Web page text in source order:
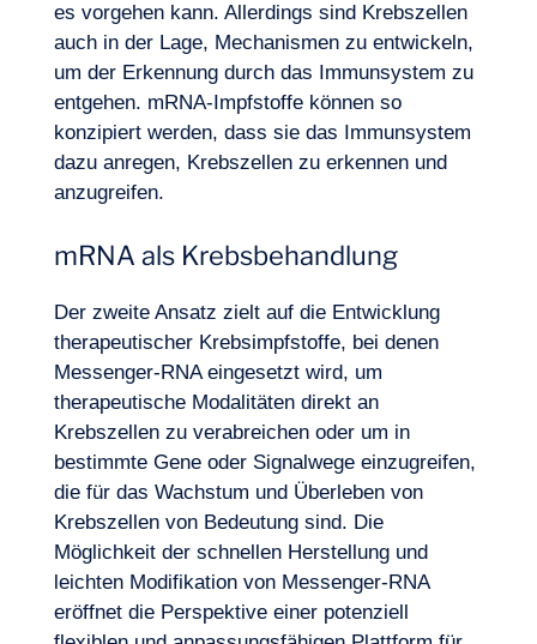
Lust, an Bord zu gehen?
es vorgehen kann. Allerdings sind Krebszellen
auch in der Lage, Mechanismen zu entwickeln,
um der Erkennung durch das Immunsystem zu
entgehen. mRNA-Impfstoffe können so
konzipiert werden, dass sie das Immunsystem
dazu anregen, Krebszellen zu erkennen und
anzugreifen.
mRNA als Krebsbehandlung
Der zweite Ansatz zielt auf die Entwicklung
therapeutischer Krebsimpfstoffe, bei denen
Messenger-RNA eingesetzt wird, um
therapeutische Modalitäten direkt an
Krebszellen zu verabreichen oder um in
bestimmte Gene oder Signalwege einzugreifen,
die für das Wachstum und Überleben von
Krebszellen von Bedeutung sind. Die
Möglichkeit der schnellen Herstellung und
leichten Modifikation von Messenger-RNA
eröffnet die Perspektive einer potenziell